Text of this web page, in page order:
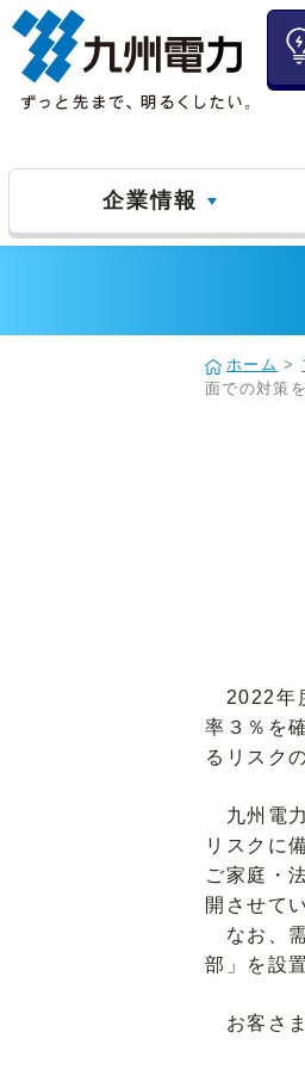
企業情報
ホーム >
面での対策
2022年
率３％を
るリスク
九州電力
リスクに
ご家庭・
開させて
なお、需
部」を設
お客さま